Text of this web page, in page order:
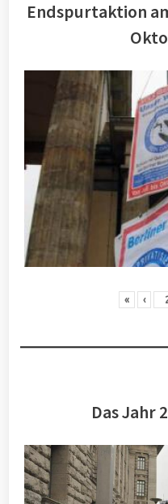
Endspurtaktion
« ‹
Das Jahr